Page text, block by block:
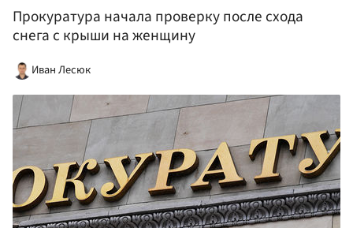
Прокуратура начала проверку после схода
снега с крыши на женщину
Иван Лесюк